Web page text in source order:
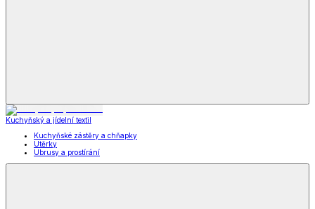
Kuchyňský a jídelní textil
Kuchyňské zástěry a chňapky
Utěrky
Ubrusy a prostírání